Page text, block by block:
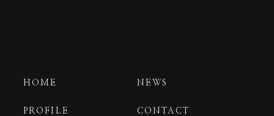
HOME NEWS
PROFILE CONTACT